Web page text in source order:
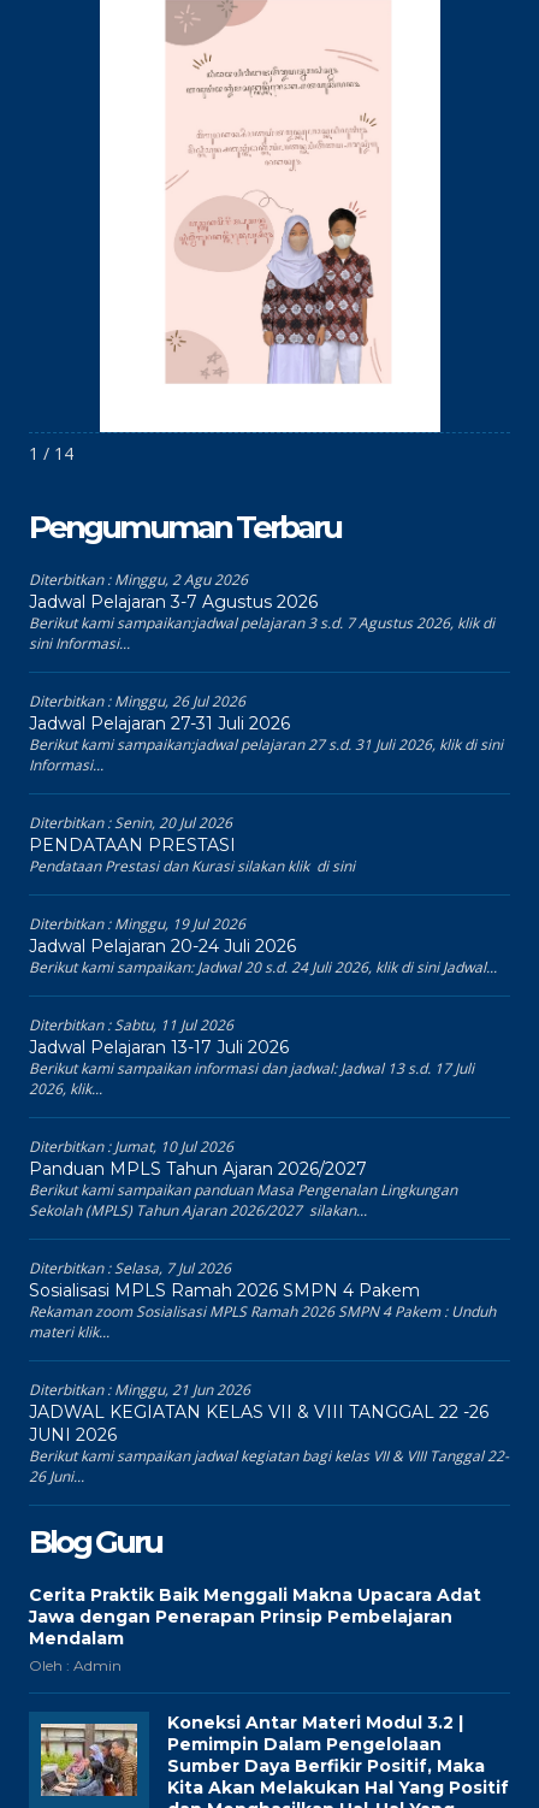
1 / 14
Pengumuman Terbaru
Diterbitkan :Minggu, 2 Agu 2026
Jadwal Pelajaran 3-7 Agustus 2026
Berikut kami sampaikan:jadwal pelajaran 3 s.d. 7 Agustus 2026, klik di
sini Informasi...
Diterbitkan :Minggu, 26 Jul 2026
Jadwal Pelajaran 27-31 Juli 2026
Berikut kami sampaikan:jadwal pelajaran 27 s.d. 31 Juli 2026, klik di sini
Informasi...
Diterbitkan :Senin, 20 Jul 2026
PENDATAAN PRESTASI
Pendataan Prestasi dan Kurasi silakan klik di sini
Diterbitkan :Minggu, 19 Jul 2026
Jadwal Pelajaran 20-24 Juli 2026
Berikut kami sampaikan: Jadwal 20 s.d. 24 Juli 2026, klik di sini Jadwal...
Diterbitkan :Sabtu, 11 Jul 2026
Jadwal Pelajaran 13-17 Juli 2026
Berikut kami sampaikan informasi dan jadwal: Jadwal 13 s.d. 17 Juli
2026, klik...
Diterbitkan :Jumat, 10 Jul 2026
Panduan MPLS Tahun Ajaran 2026/2027
Berikut kami sampaikan panduan Masa Pengenalan Lingkungan
Sekolah (MPLS) Tahun Ajaran 2026/2027 silakan...
Diterbitkan :Selasa, 7 Jul 2026
Sosialisasi MPLS Ramah 2026 SMPN 4 Pakem
Rekaman zoom Sosialisasi MPLS Ramah 2026 SMPN 4 Pakem : Unduh
materi klik...
Diterbitkan :Minggu, 21 Jun 2026
JADWAL KEGIATAN KELAS VII & VIII TANGGAL 22 -26
JUNI 2026
Berikut kami sampaikan jadwal kegiatan bagi kelas VII & VIII Tanggal 22-
26 Juni...
Blog Guru
Cerita Praktik Baik Menggali Makna Upacara Adat
Jawa dengan Penerapan Prinsip Pembelajaran
Mendalam
Oleh : Admin
Koneksi Antar Materi Modul 3.2 |
Pemimpin Dalam Pengelolaan
Sumber Daya Berfikir Positif, Maka
Kita Akan Melakukan Hal Yang Positif